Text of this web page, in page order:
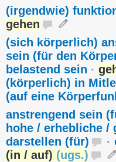
(irgendwie)
gehen
(sich körperlich)
sein (für den
belastend sein ·
(körperlich) in
(auf eine
anstrengend sein
hohe / erhebliche /
darstellen (für)
·
(in / auf) (ugs.)